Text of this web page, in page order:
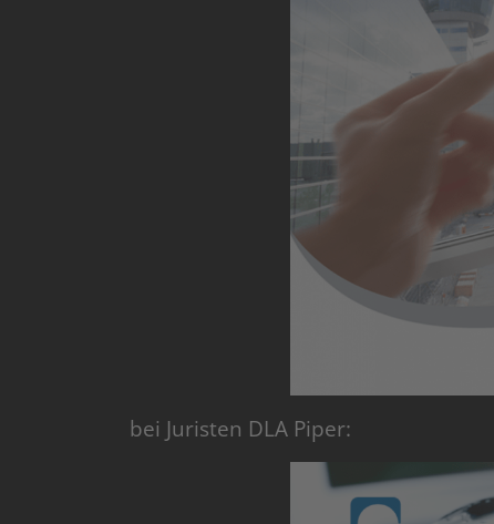
bei Juristen DLA Piper: